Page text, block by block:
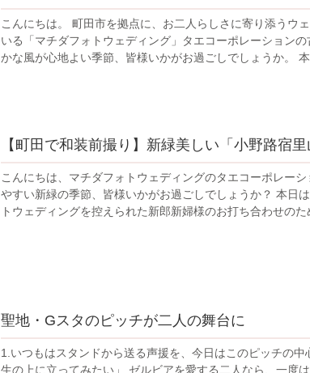
こんにちは。 町田市を拠点に、お二人らしさに寄り添うウ
いる「マチダフォトウェディング」タエコーポレーションの古橋多恵
かな風が心
【町田で和装前撮り】新緑美しい「小野路宿
こんにちは、マチダフォトウェディングのタエコーポレーション
やすい新緑の季節、皆様いかがお過ごしでしょうか？ 本日は、来週5月26日（火）にフォ
トウェディングを控えられた新郎新婦様のお打ち合わせのた
聖地・Gスタのピッチが二人の舞台に
1.いつもはスタンドから送る声援を、今日はこのピッチの中心で。 「いつか、あ
生の上に立ってみたい」 ゼルビアを愛する二人なら、一度